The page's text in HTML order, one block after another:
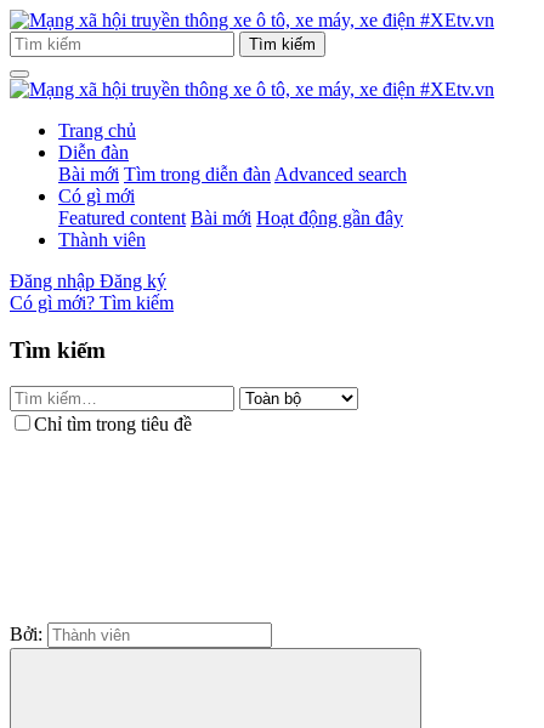
Trang chủ
Diễn đàn
Bài mới Tìm trong diễn đàn Advanced search
Có gì mới
Featured content Bài mới Hoạt động gần đây
Thành viên
Đăng nhập Đăng ký
Có gì mới? Tìm kiếm
Tìm kiếm
Chỉ tìm trong tiêu đề
Bởi: